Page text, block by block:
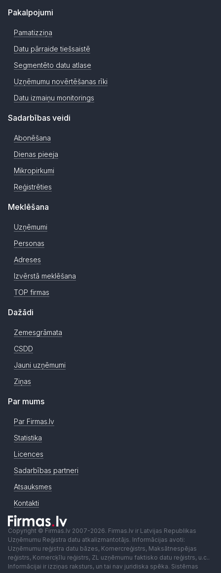
Pakalpojumi
Pamatizziņa
Datu pārraide tiešsaistē
Segmentēto datu atlase
Uzņēmumu novērtēšanas rīki
Datu izmaiņu monitorings
Sadarbības veidi
Abonēšana
Dienas pieeja
Mikropirkumi
Reģistrēties
Meklēšana
Uzņēmumi
Personas
Adreses
Izvērstā meklēšana
TOP firmas
Dažādi
Zemesgrāmata
CSDD
Jauni uzņēmumi
Ziņas
Par mums
Par Firmas.lv
Statistika
Licences
Sadarbības partneri
Atsauksmes
Kontakti
Copyright © Firmas.lv 2007-2026. Firmas.lv ir Latvijas Republikas
Uzņēmumu Reģistra datu atkalizmantotājs. Informācijas avoti:
Uzņēmumu reģistra datu bāzes, Komercreģistrs, Maksātnespējas
reģistrs, Komercķīlu reģistrs, ZL uzņēmumu faktisko datu reģistrs, u.c..
Informācijai ir izziņas raksturs, un tai nav juridiska spēka. Sistēmas